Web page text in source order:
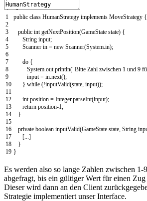
1
2
3
4
5
6
7
8
9
10
11
12
13
14
15
16
17
18
19
public class HumanStrategy implements MoveStrategy {
public int getNextPosition(GameState state) {
String input;
Scanner in = new Scanner(System.in);
do {
System.out.println("Bitte Zahl zwischen 1 und 9
input = in.next();
} while (!inputValid(state, input));
int position = Integer.parseInt(input);
return position-1;
}
private boolean inputValid(GameState state, String
[...]
}
}
Es werden also so lange Zahlen zwischen 1-
abgefragt, bis ein gültiger Wert für einen
Dieser wird dann an den Client
Strategie implementiert unser Interface.